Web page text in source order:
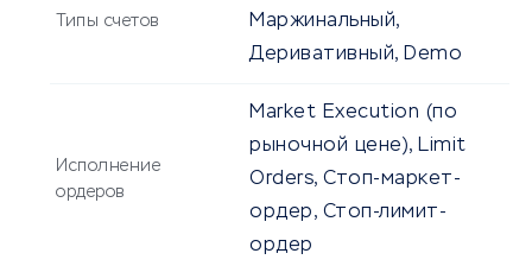
Типы счетов
Маржинальный,
Деривативный, Demo
Исполнение
ордеров
Market Execution (по
рыночной цене), Limit
Orders, Стоп-маркет-
ордер, Стоп-лимит-
ордер